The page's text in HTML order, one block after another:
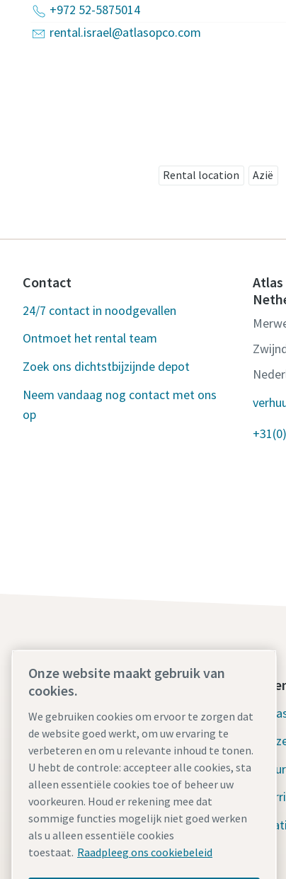
+972 52-5875014
rental.israel@atlasopco.com
Rental location Azië
Contact
24/7 contact in noodgevallen
Ontmoet het rental team
Zoek ons dichtstbijzijnde depot
Neem vandaag nog contact met ons
op
Atlas
Vind wat u zoekt
Verhuurvloot
Industrieën
Waarom Rental?
Nieuws en verhalen
Bronnen
ISO-certificering
Onze website maakt gebruik van
cookies.
We gebruiken cookies om ervoor te zorgen dat
de website goed werkt, om uw ervaring te
verbeteren en om u relevante inhoud te tonen.
U hebt de controle: accepteer alle cookies, sta
alleen essentiële cookies toe of beheer uw
voorkeuren. Houd er rekening mee dat
sommige functies mogelijk niet goed werken
als u alleen essentiële cookies
toestaat. Raadpleeg ons cookiebeleid